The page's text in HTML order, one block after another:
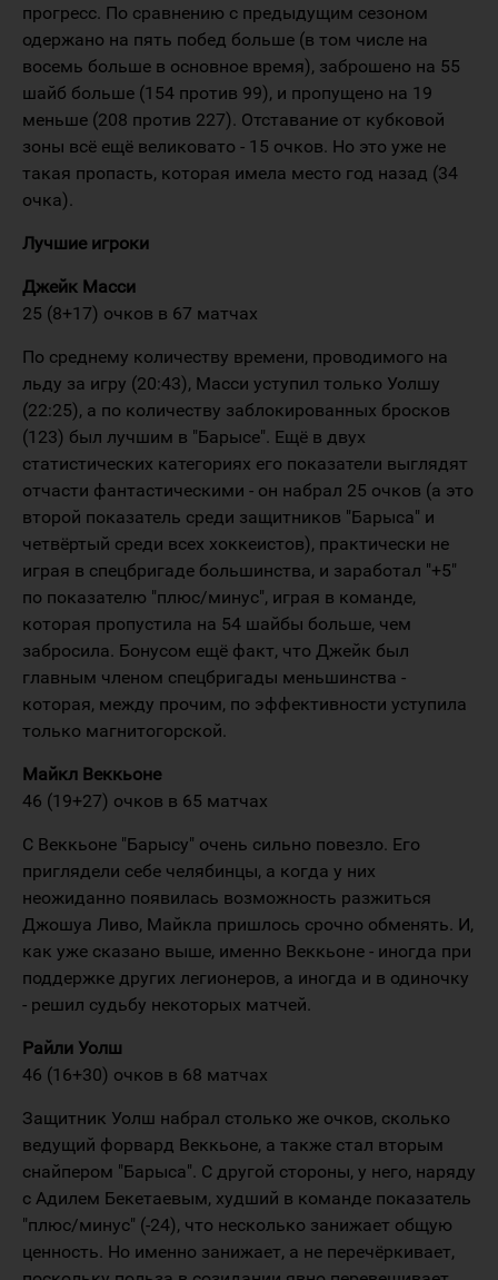
прогресс. По сравнению с предыдущим сезоном
одержано на пять побед больше (в том числе на
восемь больше в основное время), заброшено на 55
шайб больше (154 против 99), и пропущено на 19
меньше (208 против 227). Отставание от кубковой
зоны всё ещё великовато - 15 очков. Но это уже не
такая пропасть, которая имела место год назад (34
очка).
Лучшие игроки
Джейк Масси
25 (8+17) очков в 67 матчах
По среднему количеству времени, проводимого на
льду за игру (20:43), Масси уступил только Уолшу
(22:25), а по количеству заблокированных бросков
(123) был лучшим в "Барысе". Ещё в двух
статистических категориях его показатели выглядят
отчасти фантастическими - он набрал 25 очков (а это
второй показатель среди защитников "Барыса" и
четвёртый среди всех хоккеистов), практически не
играя в спецбригаде большинства, и заработал "+5"
по показателю "плюс/минус", играя в команде,
которая пропустила на 54 шайбы больше, чем
забросила. Бонусом ещё факт, что Джейк был
главным членом спецбригады меньшинства -
которая, между прочим, по эффективности уступила
только магнитогорской.
Майкл Веккьоне
46 (19+27) очков в 65 матчах
С Веккьоне "Барысу" очень сильно повезло. Его
приглядели себе челябинцы, а когда у них
неожиданно появилась возможность разжиться
Джошуа Ливо, Майкла пришлось срочно обменять. И,
как уже сказано выше, именно Веккьоне - иногда при
поддержке других легионеров, а иногда и в одиночку
- решил судьбу некоторых матчей.
Райли Уолш
46 (16+30) очков в 68 матчах
Защитник Уолш набрал столько же очков, сколько
ведущий форвард Веккьоне, а также стал вторым
снайпером "Барыса". С другой стороны, у него, наряду
с Адилем Бекетаевым, худший в команде показатель
"плюс/минус" (-24), что несколько занижает общую
ценность. Но именно занижает, а не перечёркивает,